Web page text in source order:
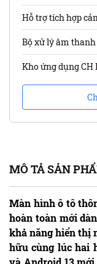
MÔ TẢ SẢN
Màn hình ô tô
hoàn toàn mới
khả năng hiển thị
hữu cùng lúc hai
Hỗ trợ tích hợp
Bộ xử lý âm thanh
Kho ứng dụng CH